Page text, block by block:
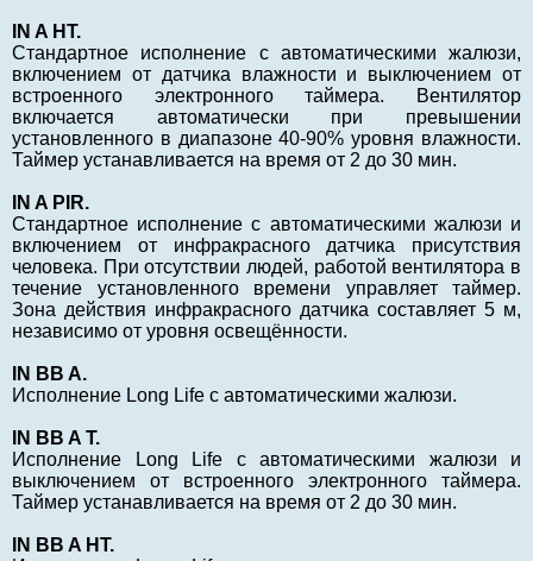
IN A НT.
Стандартное исполнение с автоматическими жалюзи,
включением от датчика влажности и выключением от
встроенного электронного таймера. Вентилятор
включается автоматически при превышении
установленного в диапазоне 40-90% уровня влажности.
Таймер устанавливается на время от 2 до 30 мин.
IN A PIR.
Стандартное исполнение с автоматическими жалюзи и
включением от инфракрасного датчика присутствия
человека. При отсутствии людей, работой вентилятора в
течение установленного времени управляет таймер.
Зона действия инфракрасного датчика составляет 5 м,
независимо от уровня освещённости.
IN BB A.
Исполнение Long Life с автоматическими жалюзи.
IN BB A T.
Исполнение Long Life с автоматическими жалюзи и
выключением от встроенного электронного таймера.
Таймер устанавливается на время от 2 до 30 мин.
IN BB A НT.